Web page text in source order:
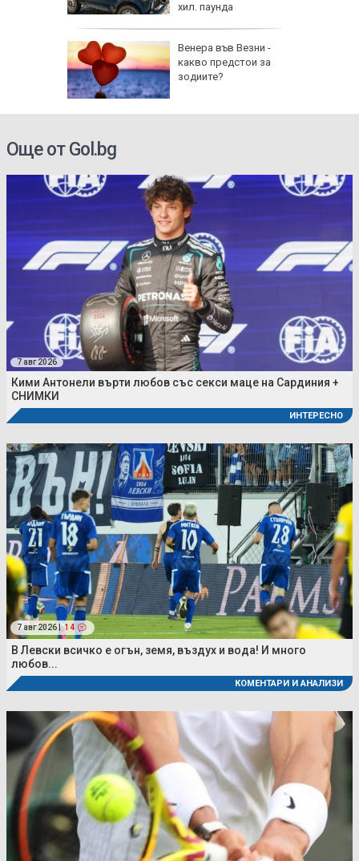
хил. паунда
Венера във Везни -
какво предстои за
зодиите?
Още от Gol.bg
7 авг 2026
Кими Антонели върти любов със секси маце на Сардиния +
СНИМКИ
ИНТЕРЕСНО
7 авг 2026 | 14
В Левски всичко е огън, земя, въздух и вода! И много
любов...
КОМЕНТАРИ И АНАЛИЗИ